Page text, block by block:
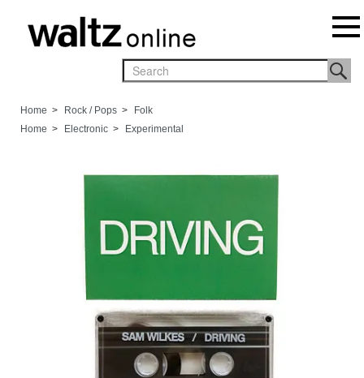
Home > Rock / Pops >
Folk
Home > Electronic > Experimental